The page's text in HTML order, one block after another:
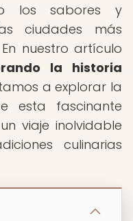
los sabores y
ciudades más
nuestro artículo
la historia
a explorar la
esta fascinante
viaje inolvidable
culinarias